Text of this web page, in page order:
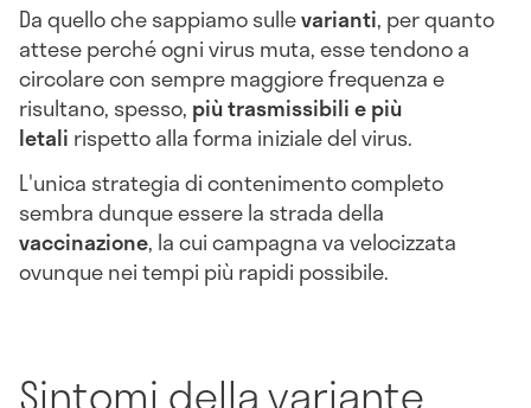
Da quello che sappiamo sullevarianti, per quanto
attese perché ogni virus muta, esse tendono a
circolare con sempre maggiore frequenza e
risultano, spesso, più trasmissibili e più
letali rispetto alla forma iniziale del virus.
L'unica strategia di contenimento completo
sembra dunque essere la strada della
vaccinazione, la cui campagna va velocizzata
ovunque nei tempi più rapidi possibile.
Sintomi della variante